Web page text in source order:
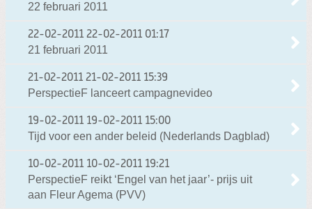
22 februari 2011
22-02-2011 22-02-2011 01:17
21 februari 2011
21-02-2011 21-02-2011 15:39
PerspectieF lanceert campagnevideo
19-02-2011 19-02-2011 15:00
Tijd voor een ander beleid (Nederlands Dagblad)
10-02-2011 10-02-2011 19:21
PerspectieF reikt ‘Engel van het jaar’- prijs uit
aan Fleur Agema (PVV)